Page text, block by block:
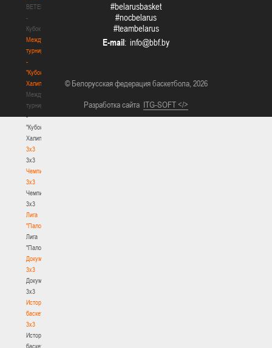
BETERA
-
Кубок
Международный
турнир
-
"Кубок
Халипского"
Международный
турнир
-
"Кубок
Халипского"
3x3
3x3
Чемпионат
3х3
Чемпионат
3х3
Лига
"Палова"
Лига
"Палова"
Документы
3х3
Документы
3х3
История
баскетбола
3х3
История
баскетбола
#belarusbasket
#nocbelarus
#teambelarus
E-mail:
© Белорусская федерация баскетбола, 2026
Разработка сайта ITG-SOFT </>